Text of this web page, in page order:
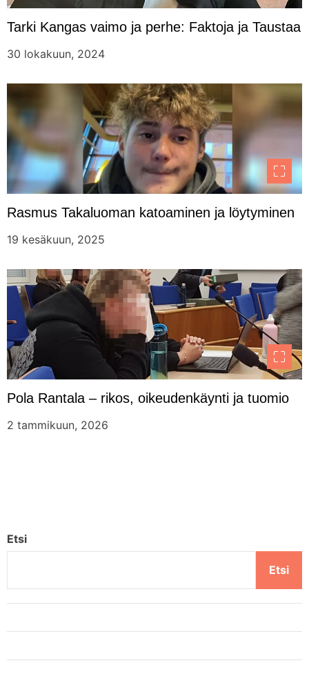
Tarki Kangas vaimo ja perhe: Faktoja ja Taustaa
30 lokakuun, 2024
Rasmus Takaluoman katoaminen ja löytyminen
19 kesäkuun, 2025
Pola Rantala – rikos, oikeudenkäynti ja tuomio
2 tammikuun, 2026
Etsi
Etsi